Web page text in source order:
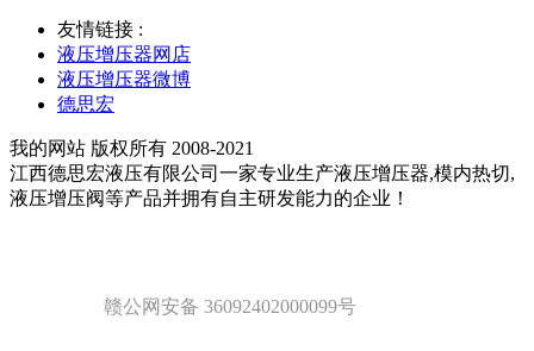
友情链接 :
液压增压器网店
液压增压器微博
德思宏
我的网站 版权所有 2008-2021
江西德思宏液压有限公司一家专业生产液压增压器,模内热切,
液压增压阀等产品并拥有自主研发能力的企业！
赣公网安备 36092402000099号